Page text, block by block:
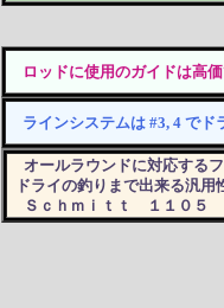
ロッドに使用のガイドは高
ラインシステムは #3, 4 で
オールラウンドに対応する
ドライの釣りまで出来る汎
Ｓｃｈｍｉｔｔ １１０５